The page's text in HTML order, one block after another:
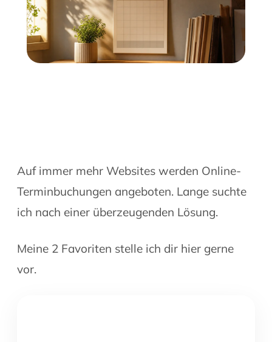
Auf immer mehr Websites werden Online-
Terminbuchungen angeboten. Lange suchte
ich nach einer überzeugenden Lösung.
Meine 2 Favoriten stelle ich dir hier gerne
vor.